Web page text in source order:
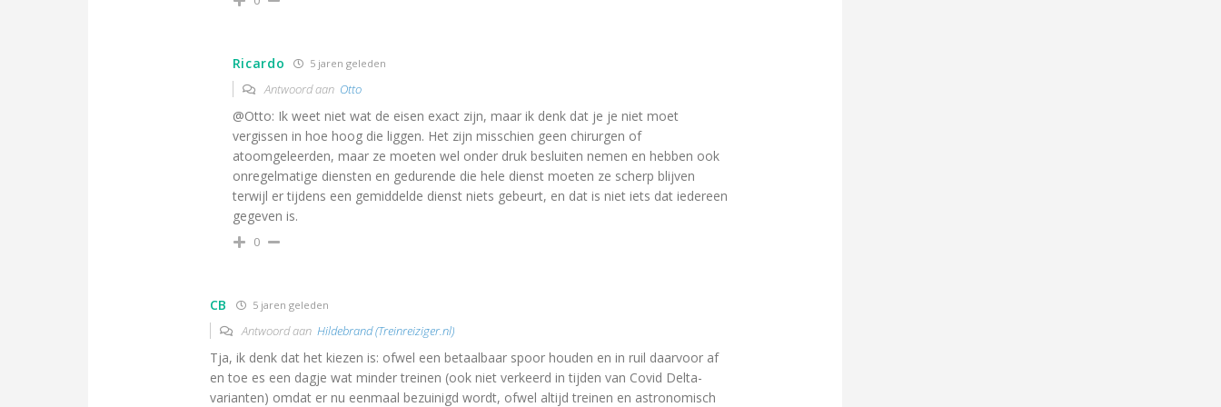
Ricardo 5 jaren geleden
Antwoord aan Otto
@Otto: Ik weet niet wat de eisen exact zijn, maar ik denk dat je je niet moet
vergissen in hoe hoog die liggen. Het zijn misschien geen chirurgen of
atoomgeleerden, maar ze moeten wel onder druk besluiten nemen en hebben ook
onregelmatige diensten en gedurende die hele dienst moeten ze scherp blijven
terwijl er tijdens een gemiddelde dienst niets gebeurt, en dat is niet iets dat iedereen
gegeven is.
0
CB 5 jaren geleden
Antwoord aan Hildebrand (Treinreiziger.nl)
Tja, ik denk dat het kiezen is: ofwel een betaalbaar spoor houden en in ruil daarvoor af
en toe es een dagje wat minder treinen (ook niet verkeerd in tijden van Covid Delta-
varianten) omdat er nu eenmaal bezuinigd wordt, ofwel altijd treinen en astronomisch